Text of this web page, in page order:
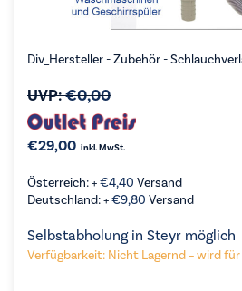
Div_Hersteller - Zubehör -
UVP:€0,00
€29,00 inkl. MwSt.
Österreich: +€4,40 Versand
Deutschland: +€9,80 Versand
Selbstabholung in Steyr möglich
Verfügbarkeit: Nicht Lagernd – wird